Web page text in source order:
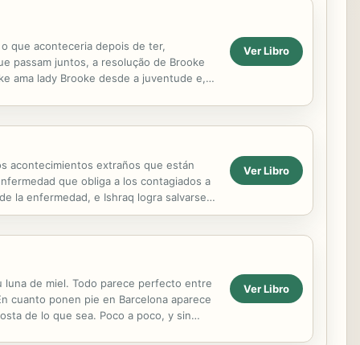
que aconteceria depois de ter,
passam juntos, a resolução de Brooke
ama lady Brooke desde a juventude e,
Ver Libro
acontecimientos extraños que están
que obliga a los contagiados a
la enfermedad, e Ishraq logra salvarse
Ver Libro
luna de miel. Todo parece perfecto entre
cuanto ponen pie en Barcelona aparece
de lo que sea. Poco a poco, y sin
Ver Libro